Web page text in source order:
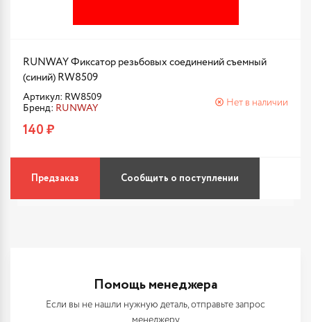
RUNWAY Фиксатор резьбовых соединений съемный
(синий) RW8509
Артикул: RW8509
Бренд: RUNWAY
Нет в наличии
140 ₽
Предзаказ Сообщить о поступлении
Помощь менеджера
Если вы не нашли нужную деталь, отправьте запрос
менеджеру